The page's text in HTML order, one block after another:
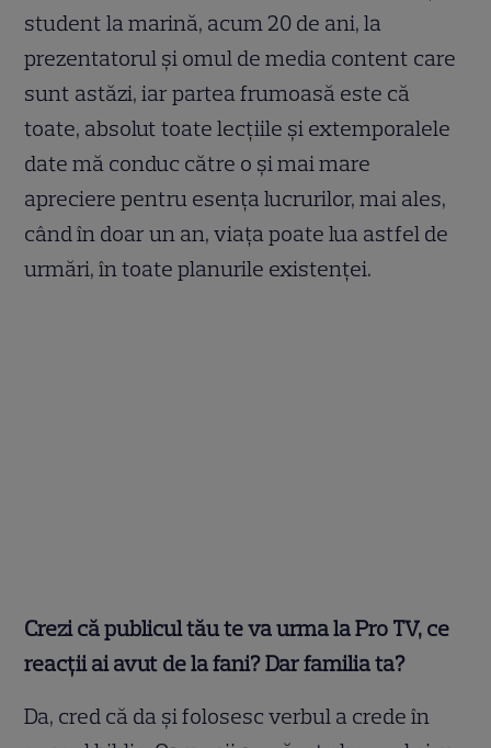
student la marină, acum 20 de ani, la
prezentatorul și omul de media content care
sunt astăzi, iar partea frumoasă este că
toate, absolut toate lecțiile și extemporalele
date mă conduc către o și mai mare
apreciere pentru esența lucrurilor, mai ales,
când în doar un an, viața poate lua astfel de
urmări, în toate planurile existenței.
Crezi că publicul tău te va urma la Pro TV, ce
reacții ai avut de la fani? Dar familia ta?
Da, cred că da și folosesc verbul a crede în